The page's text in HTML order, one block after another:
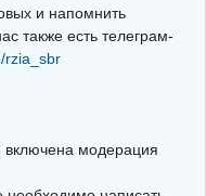
и напомнить
также есть телеграм-
rzia_sbr
включена модерация